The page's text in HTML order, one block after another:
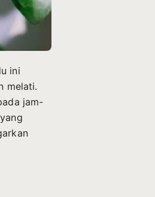
ini
melati.
jam-